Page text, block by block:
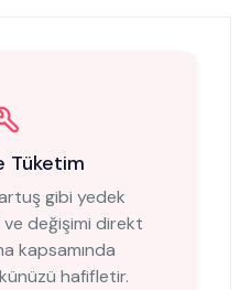
Tüketim
gibi yedek
değişimi direkt
kapsamında
hafifletir.